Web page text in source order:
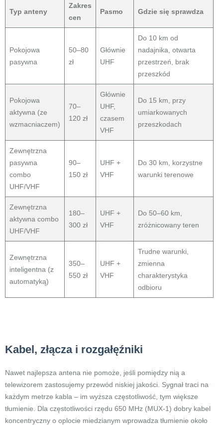
Typ anteny
Zakres
cen
Pasmo Gdzie się sprawdza
Pokojowa
pasywna
50–80
zł
Głównie
UHF
Do 10 km od
nadajnika, otwarta
przestrzeń, brak
przeszkód
Pokojowa
aktywna (ze
wzmacniaczem)
70–
120 zł
Głównie
UHF,
czasem
VHF
Do 15 km, przy
umiarkowanych
przeszkodach
Zewnętrzna
pasywna
combo
UHF/VHF
90–
150 zł
UHF +
VHF
Do 30 km, korzystne
warunki terenowe
Zewnętrzna
aktywna combo
UHF/VHF
180–
300 zł
UHF +
VHF
Do 50–60 km,
zróżnicowany teren
Zewnętrzna
inteligentna (z
automatyką)
350–
550 zł
UHF +
VHF
Trudne warunki,
zmienna
charakterystyka
odbioru
Kabel, złącza i rozgałęźniki
Nawet najlepsza antena nie pomoże, jeśli pomiędzy nią a
telewizorem zastosujemy przewód niskiej jakości. Sygnał traci na
każdym metrze kabla – im wyższa częstotliwość, tym większe
tłumienie. Dla częstotliwości rzędu 650 MHz (MUX-1) dobry kabel
koncentryczny o oplocie miedzianym wprowadza tłumienie około